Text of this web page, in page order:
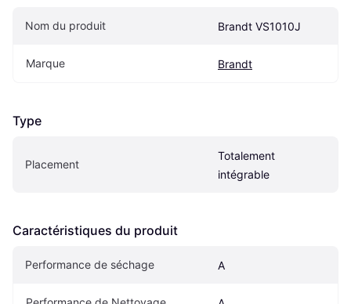
Nom du produit Brandt VS1010J
Marque Brandt
Type
Placement
Totalement
intégrable
Caractéristiques du produit
Performance de séchage A